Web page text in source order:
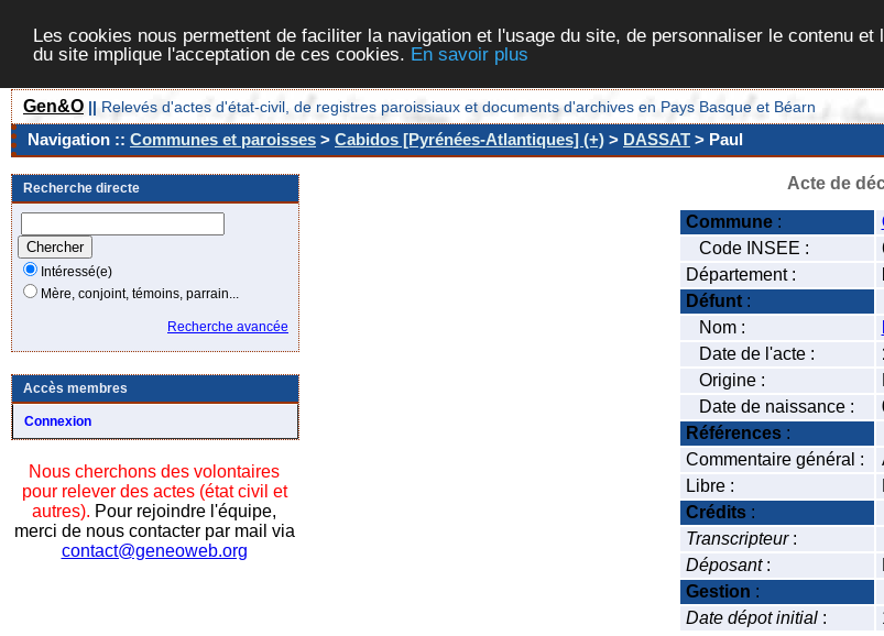
Les cookies nous permettent de faciliter la navigation et l'usage du site, de personnaliser le contenu
du site implique l'acceptation de ces cookies. En savoir plus
Gen&O || Relevés d'actes d'état-civil, de registres paroissiaux et documents d'archives en Pays Basque et Béarn
Navigation :: Communes et paroisses > Cabidos [Pyrénées-Atlantiques] (+) > DASSAT > Paul
Recherche directe
Intéressé(e)
Mère, conjoint, témoins, parrain...
Recherche avancée
Accès membres
Connexion
Nous cherchons des volontaires
pour relever des actes (état civil et
autres). Pour rejoindre l'équipe,
merci de nous contacter par mail via
contact@geneoweb.org
Acte de
Commune:
Code INSEE :
Département :
Défunt:
Nom :
Date de l'acte :
Origine :
Date de naissance :
Références:
Commentaire général :
Libre :
Crédits:
Transcripteur:
Déposant:
Gestion :
Date dépot initial: